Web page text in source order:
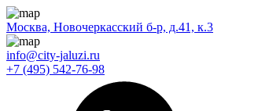
Москва, Новочеркасский б-р, д.41, к.3
info@city-jaluzi.ru
+7 (495) 542-76-98